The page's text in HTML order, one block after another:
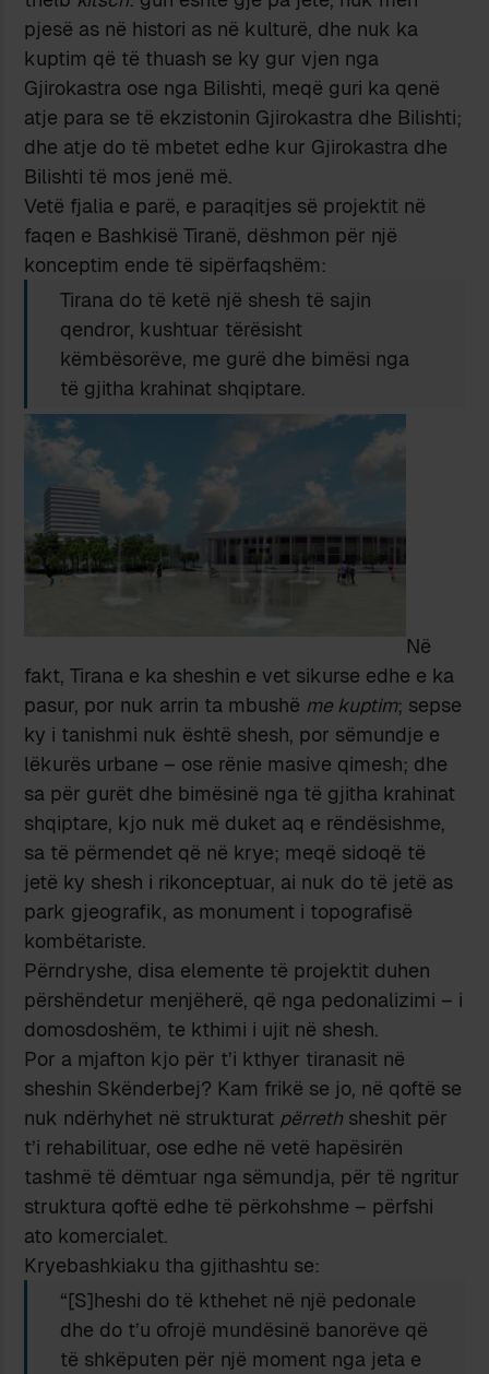
pjesë as në histori as në kulturë, dhe nuk ka
kuptim që të thuash se ky gur vjen nga
Gjirokastra ose nga Bilishti, meqë guri ka qenë
atje para se të ekzistonin Gjirokastra dhe Bilishti;
dhe atje do të mbetet edhe kur Gjirokastra dhe
Bilishti të mos jenë më.
Vetë fjalia e parë, e paraqitjes së projektit në
faqen e Bashkisë Tiranë, dëshmon për një
konceptim ende të sipërfaqshëm:
Tirana do të ketë një shesh të sajin
qendror, kushtuar tërësisht
këmbësorëve, me gurë dhe bimësi nga
të gjitha krahinat shqiptare.
Në
fakt, Tirana e ka sheshin e vet sikurse edhe e ka
pasur, por nuk arrin ta mbushë me kuptim; sepse
ky i tanishmi nuk është shesh, por sëmundje e
lëkurës urbane – ose rënie masive qimesh; dhe
sa për gurët dhe bimësinë nga të gjitha krahinat
shqiptare, kjo nuk më duket aq e rëndësishme,
sa të përmendet që në krye; meqë sidoqë të
jetë ky shesh i rikonceptuar, ai nuk do të jetë as
park gjeografik, as monument i topografisë
kombëtariste.
Përndryshe, disa elemente të projektit duhen
përshëndetur menjëherë, që nga pedonalizimi – i
domosdoshëm, te kthimi i ujit në shesh.
Por a mjafton kjo për t’i kthyer tiranasit në
sheshin Skënderbej? Kam frikë se jo, në qoftë se
nuk ndërhyhet në strukturat përreth sheshit për
t’i rehabilituar, ose edhe në vetë hapësirën
tashmë të dëmtuar nga sëmundja, për të ngritur
struktura qoftë edhe të përkohshme – përfshi
ato komercialet.
Kryebashkiaku tha gjithashtu se:
“[S]heshi do të kthehet në një pedonale
dhe do t’u ofrojë mundësinë banorëve që
të shkëputen për një moment nga jeta e